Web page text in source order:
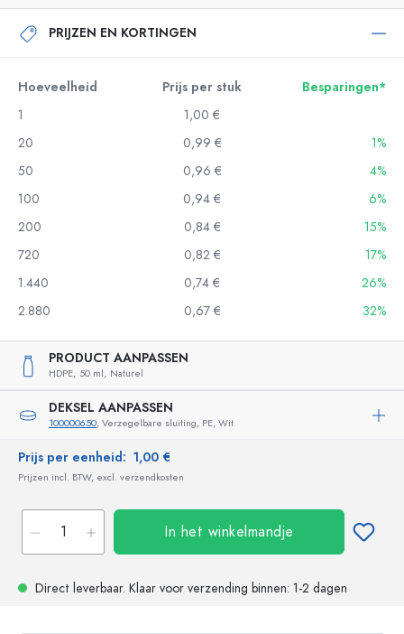
PRIJZEN EN KORTINGEN
Hoeveelheid Prijs per stuk
Besparingen*
1
1,00 €
20
0,99 €
1%
50
0,96 €
4%
100
0,94 €
6%
200
0,84 €
15%
720
0,82 €
17%
1.440
0,74 €
26%
2.880
0,67 € 32%
PRODUCT AANPASSEN
HDPE, 50 ml, Naturel
DEKSEL AANPASSEN
100000650, Verzegelbare sluiting, PE, Wit
Prijs per eenheid: 1,00 €
Prijzen incl. BTW, excl. verzendkosten
In het winkelmandje
Direct leverbaar. Klaar voor verzending binnen: 1-2 dagen